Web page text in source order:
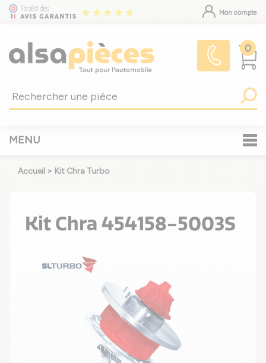
Mon compte
0
MENU
Accueil > Kit Chra Turbo
Kit Chra 454158-5003S